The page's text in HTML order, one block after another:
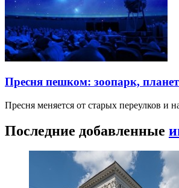
Пресня пешком: зоопарк,
Пресня меняется от старых переулков
Последние добавленные